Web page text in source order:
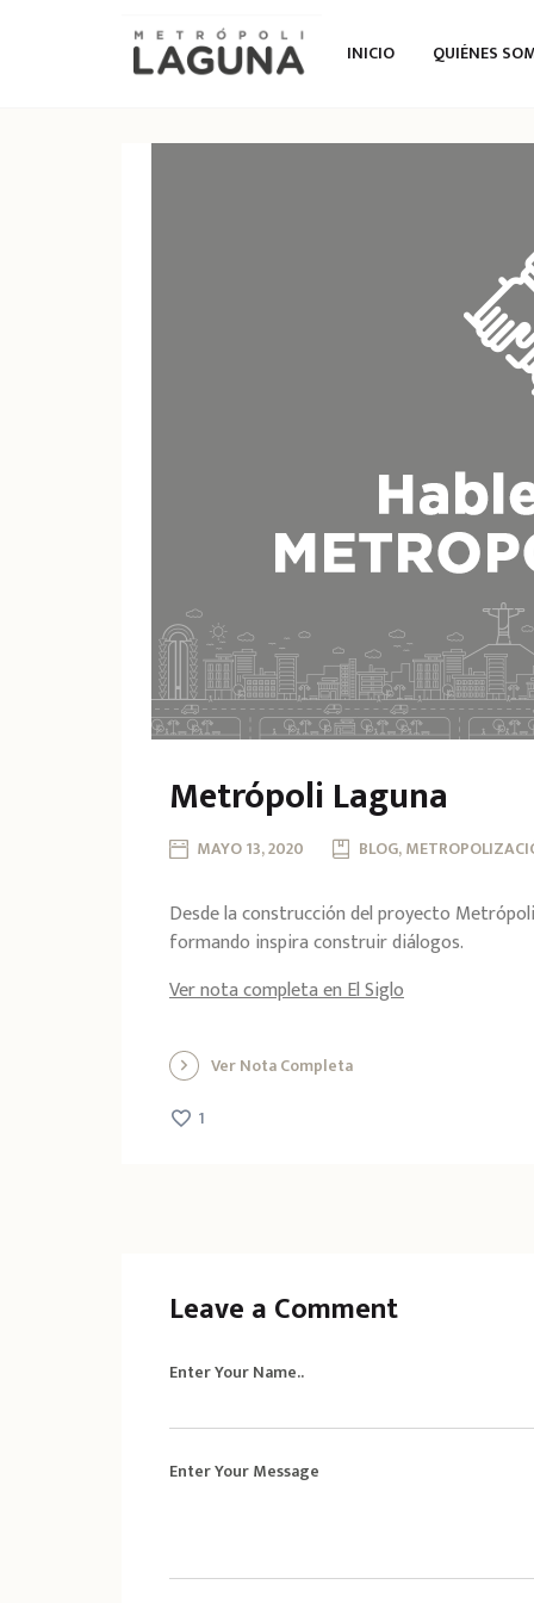
INICIO QUIÉNES
Metrópoli Laguna
MAYO 13, 2020 BLOG,
Desde la construcción del proyecto
formando inspira construir diálogos.
Ver nota completa en El Siglo
Ver Nota Completa
1
Leave a Comment
Enter Your Name..
Enter Your Message